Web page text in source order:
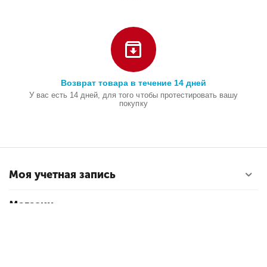
Возврат товара в течение 14 дней
У вас есть 14 дней, для того чтобы протестировать вашу
покупку
Моя учетная запись
Магазин